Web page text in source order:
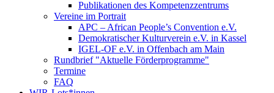
Publikationen des Kompetenzzentrums
Vereine im Portrait
APC – African People’s Convention e.V.
Demokratischer Kulturverein e.V. in Kassel
IGEL-OF e.V. in Offenbach am Main
Rundbrief "Aktuelle Förderprogramme"
Termine
FAQ